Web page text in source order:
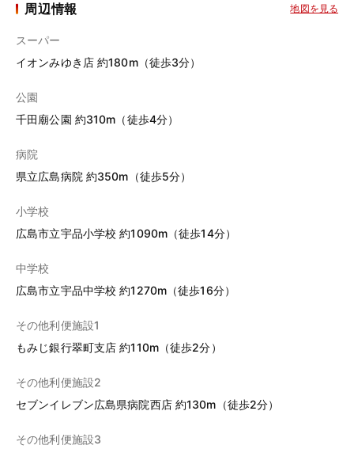
周辺情報 地図を見る
スーパー
イオンみゆき店 約180m（徒歩3分）
公園
千田廟公園 約310m（徒歩4分）
病院
県立広島病院 約350m（徒歩5分）
小学校
広島市立宇品小学校 約1090m（徒歩14分）
中学校
広島市立宇品中学校 約1270m（徒歩16分）
その他利便施設1
もみじ銀行翠町支店 約110m（徒歩2分）
その他利便施設2
セブンイレブン広島県病院西店 約130m（徒歩2分）
その他利便施設3